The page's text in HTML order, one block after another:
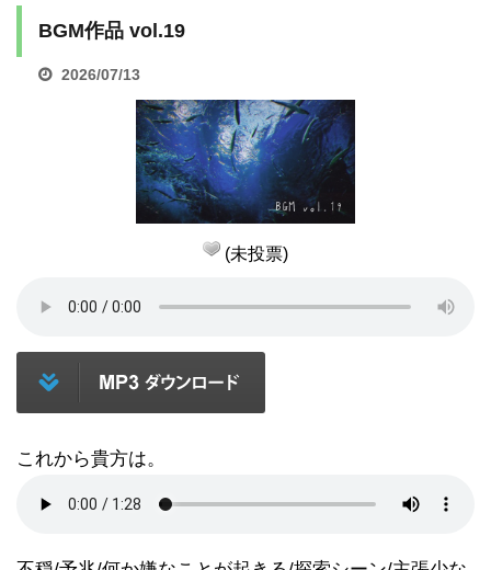
BGM作品 vol.19
2026/07/13
(未投票)
これから貴方は。